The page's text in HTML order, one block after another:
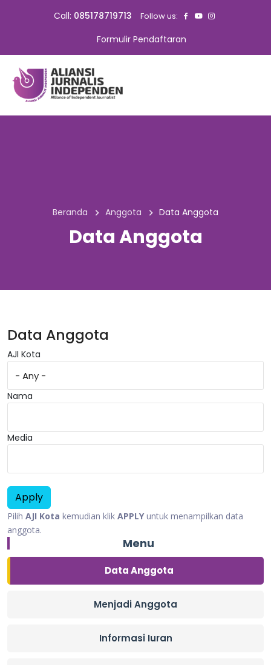
Call: 085178719713 Follow us:
Formulir Pendaftaran
Beranda Anggota Data Anggota
Data Anggota
Data Anggota
AJI Kota
Nama
Media
Pilih AJI Kota kemudian klik APPLYuntuk menampilkan data
anggota.
Menu
Data Anggota
Menjadi Anggota
Informasi Iuran